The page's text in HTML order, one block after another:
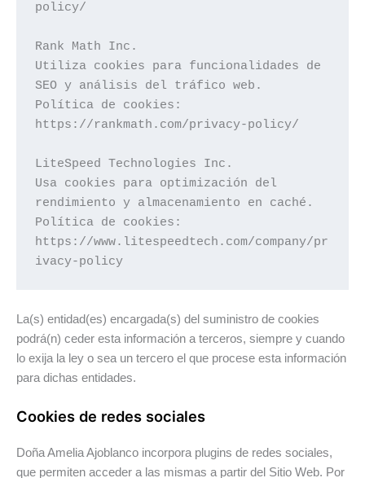
policy/
Rank Math Inc.
Utiliza cookies para funcionalidades de
SEO y análisis del tráfico web.
Política de cookies:
https://rankmath.com/privacy-policy/
LiteSpeed Technologies Inc.
Usa cookies para optimización del
rendimiento y almacenamiento en caché.
Política de cookies:
https://www.litespeedtech.com/company/pr
ivacy-policy
La(s) entidad(es) encargada(s) del suministro de cookies
podrá(n) ceder esta información a terceros, siempre y cuando
lo exija la ley o sea un tercero el que procese esta información
para dichas entidades.
Cookies de redes sociales
Doña Amelia Ajoblanco incorpora plugins de redes sociales,
que permiten acceder a las mismas a partir del Sitio Web. Por